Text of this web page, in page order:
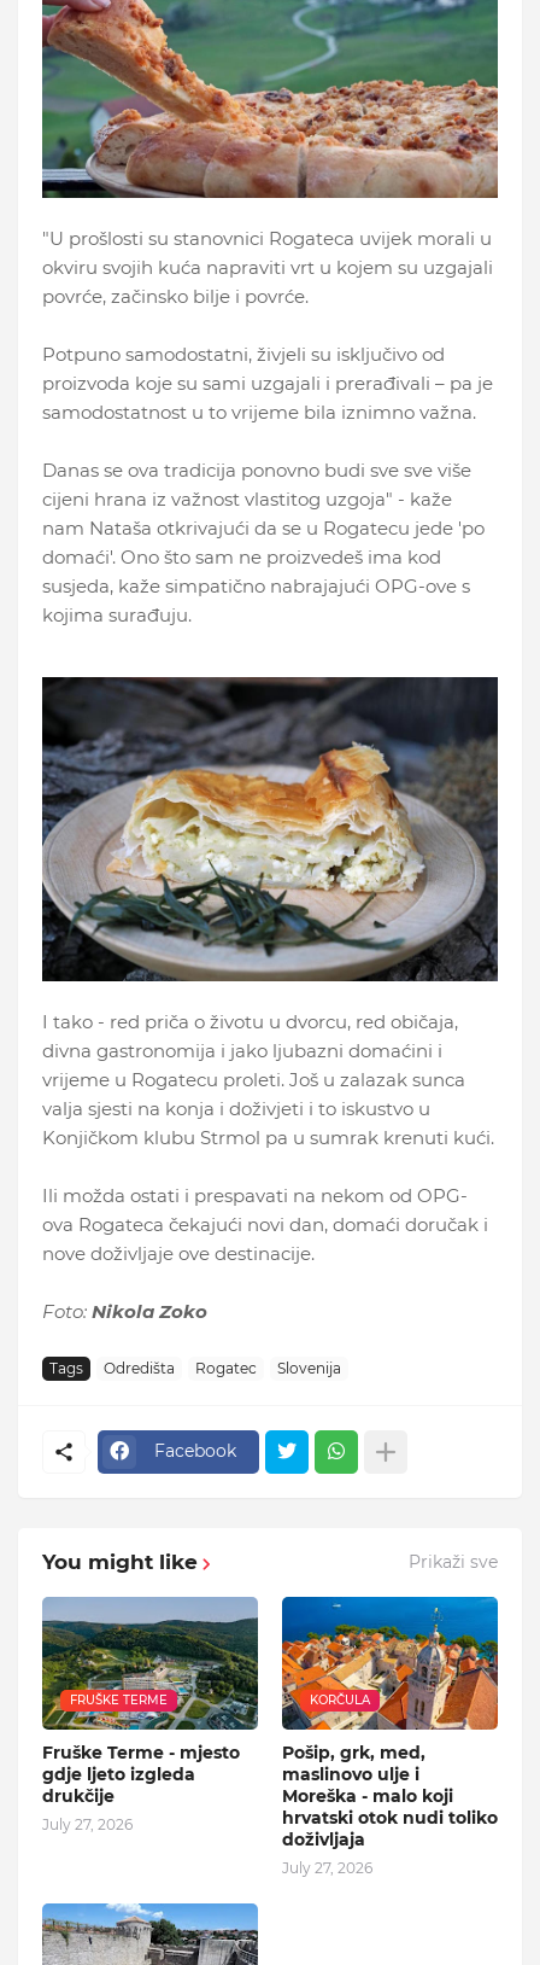
"U prošlosti su stanovnici Rogateca uvijek morali u
okviru svojih kuća napraviti vrt u kojem su uzgajali
povrće, začinsko bilje i povrće.
Potpuno samodostatni, živjeli su isključivo od
proizvoda koje su sami uzgajali i prerađivali – pa je
samodostatnost u to vrijeme bila iznimno važna.
Danas se ova tradicija ponovno budi sve sve više
cijeni hrana iz važnost vlastitog uzgoja" - kaže
nam Nataša otkrivajući da se u Rogatecu jede 'po
domaći'. Ono što sam ne proizvedeš ima kod
susjeda, kaže simpatično nabrajajući OPG-ove s
kojima surađuju.
I tako - red priča o životu u dvorcu, red običaja,
divna gastronomija i jako ljubazni domaćini i
vrijeme u Rogatecu proleti. Još u zalazak sunca
valja sjesti na konja i doživjeti i to iskustvo u
Konjičkom klubu Strmol pa u sumrak krenuti kući.
Ili možda ostati i prespavati na nekom od OPG-
ova Rogateca čekajući novi dan, domaći doručak i
nove doživljaje ove destinacije.
Foto: Nikola Zoko
Tags Odredišta Rogatec Slovenija
Facebook
You might like Prikaži sve
FRUŠKE TERME
Fruške Terme - mjesto
gdje ljeto izgleda
drukčije
July 27, 2026
KORČULA
Pošip, grk, med,
maslinovo ulje i
Moreška - malo koji
hrvatski otok nudi toliko
doživljaja
July 27, 2026